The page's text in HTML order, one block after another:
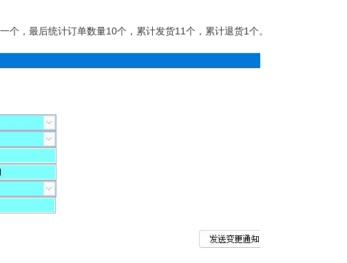
，最后统计订单数量10个，累计发货11个，累计退货1个。